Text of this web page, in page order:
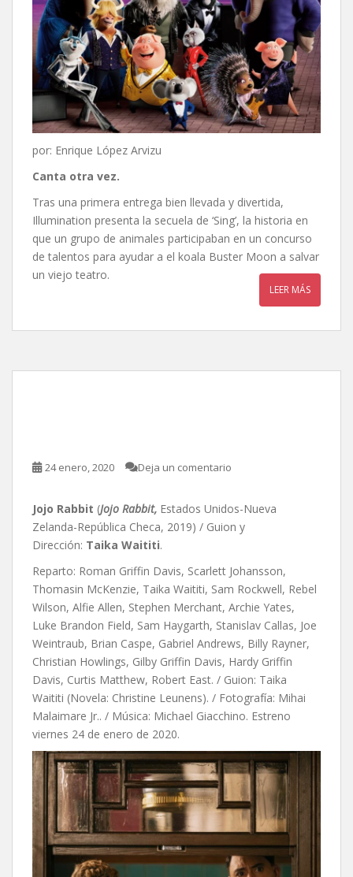
por: Enrique López Arvizu
Canta otra vez.
Tras una primera entrega bien llevada y divertida,
Illumination presenta la secuela de ‘Sing’, la historia en
que un grupo de animales participaban en un concurso
de talentos para ayudar a el koala Buster Moon a salvar
un viejo teatro.
LEER MÁS
24 enero, 2020 Deja un comentario
Jojo Rabbit (Jojo Rabbit, Estados Unidos-Nueva
Zelanda-República Checa, 2019) / Guion y
Dirección: Taika Waititi.
Reparto: Roman Griffin Davis, Scarlett Johansson,
Thomasin McKenzie, Taika Waititi, Sam Rockwell, Rebel
Wilson, Alfie Allen, Stephen Merchant, Archie Yates,
Luke Brandon Field, Sam Haygarth, Stanislav Callas, Joe
Weintraub, Brian Caspe, Gabriel Andrews, Billy Rayner,
Christian Howlings, Gilby Griffin Davis, Hardy Griffin
Davis, Curtis Matthew, Robert East. / Guion: Taika
Waititi (Novela: Christine Leunens). / Fotografía: Mihai
Malaimare Jr.. / Música: Michael Giacchino. Estreno
viernes 24 de enero de 2020.